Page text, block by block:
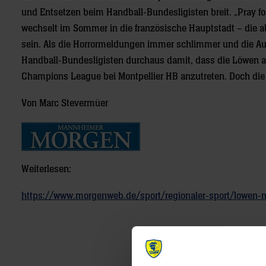
und Entsetzen beim Handball-Bundesligisten breit. „Pray
wechselt im Sommer in die französische Hauptstadt – die
sein. Als die Horrormeldungen immer schlimmer und die
Handball-Bundesligisten durchaus damit, dass die Löwen
Champions League bei Montpellier HB anzutreten. Doch
Von Marc Stevermüer
Weiterlesen:
https://www.morgenweb.de/sport/regionaler-sport/